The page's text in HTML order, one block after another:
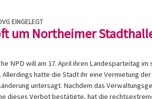
EINGELEGT
um Northeimer
NPD will am 17. April ihren Landesparteitag im
Allerdings hatte die Stadt ihr eine Vermietung
untersagt. Nachdem das
dieses Verbot bestätigte, hat die